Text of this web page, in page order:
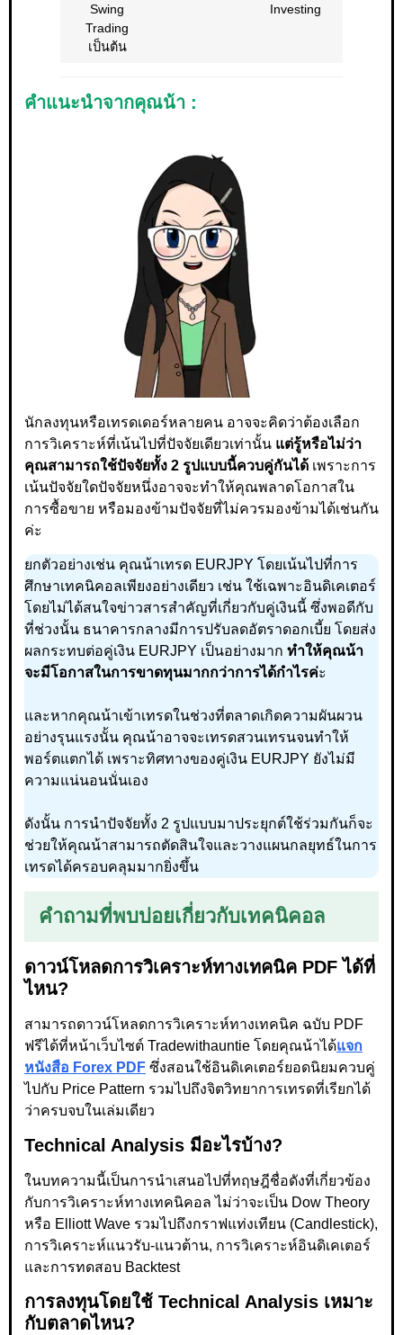
Swing
Trading
เป็นต้น
Investing
คำแนะนำจากคุณน้า :
นักลงทุนหรือเทรดเดอร์หลายคน อาจจะคิดว่าต้องเลือก
การวิเคราะห์ที่เน้นไปที่ปัจจัยเดียวเท่านั้น แต่รู้หรือไม่ว่า
คุณสามารถใช้ปัจจัยทั้ง 2 รูปแบบนี้ควบคู่กันได้ เพราะการ
เน้นปัจจัยใดปัจจัยหนึ่งอาจจะทำให้คุณพลาดโอกาสใน
การซื้อขาย หรือมองข้ามปัจจัยที่ไม่ควรมองข้ามได้เช่นกัน
ค่ะ
ยกตัวอย่างเช่น คุณน้าเทรด EURJPY โดยเน้นไปที่การ
ศึกษาเทคนิคอลเพียงอย่างเดียว เช่น ใช้เฉพาะอินดิเคเตอร์
โดยไม่ได้สนใจข่าวสารสำคัญที่เกี่ยวกับคู่เงินนี้ ซึ่งพอดีกับ
ที่ช่วงนั้น ธนาคารกลางมีการปรับลดอัตราดอกเบี้ย โดยส่ง
ผลกระทบต่อคู่เงิน EURJPY เป็นอย่างมาก ทำให้คุณน้า
จะมีโอกาสในการขาดทุนมากกว่าการได้กำไรค่ะ
และหากคุณน้าเข้าเทรดในช่วงที่ตลาดเกิดความผันผวน
อย่างรุนแรงนั้น คุณน้าอาจจะเทรดสวนเทรนจนทำให้
พอร์ตแตกได้ เพราะทิศทางของคู่เงิน EURJPY ยังไม่มี
ความแน่นอนนั่นเอง
ดังนั้น การนำปัจจัยทั้ง 2 รูปแบบมาประยุกต์ใช้ร่วมกันก็จะ
ช่วยให้คุณน้าสามารถตัดสินใจและวางแผนกลยุทธ์ในการ
เทรดได้ครอบคลุมมากยิ่งขึ้น
คำถามที่พบบ่อยเกี่ยวกับเทคนิคอล
ดาวน์โหลดการวิเคราะห์ทางเทคนิค PDF ได้ที่
ไหน?
สามารถดาวน์โหลดการวิเคราะห์ทางเทคนิค ฉบับ PDF
ฟรีได้ที่หน้าเว็บไซต์ Tradewithauntie โดยคุณน้าได้แจก
หนังสือ Forex PDF ซึ่งสอนใช้อินดิเคเตอร์ยอดนิยมควบคู่
ไปกับ Price Pattern รวมไปถึงจิตวิทยาการเทรดที่เรียกได้
ว่าครบจบในเล่มเดียว
Technical Analysis มีอะไรบ้าง?
ในบทความนี้เป็นการนำเสนอไปที่ทฤษฎีชื่อดังที่เกี่ยวข้อง
กับการวิเคราะห์ทางเทคนิคอล ไม่ว่าจะเป็น Dow Theory
หรือ Elliott Wave รวมไปถึงกราฟแท่งเทียน (Candlestick),
การวิเคราะห์แนวรับ-แนวต้าน, การวิเคราะห์อินดิเคเตอร์
และการทดสอบ Backtest
การลงทุนโดยใช้ Technical Analysis เหมาะ
กับตลาดไหน?